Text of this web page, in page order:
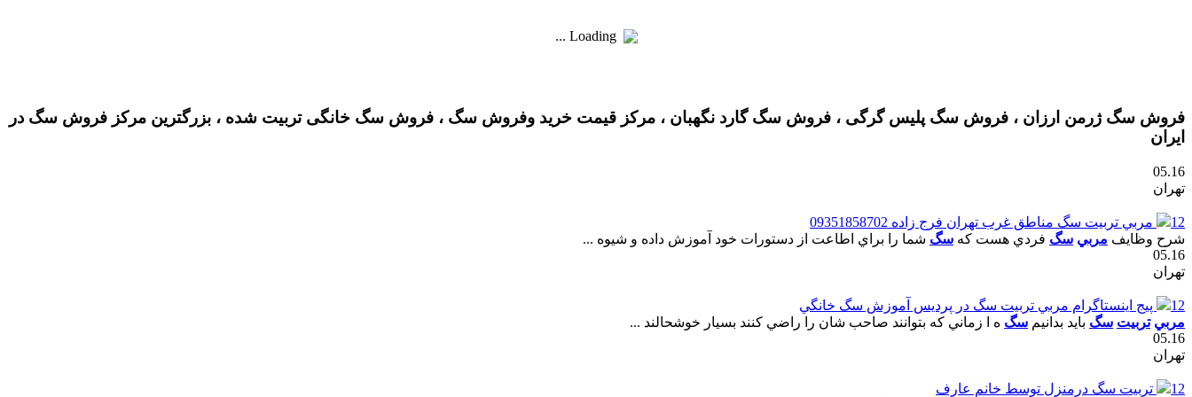
Loading ...
فروش سگ ژرمن ارزان ، فروش سگ پلیس گرگی ، فروش سگ گارد نگهبان ، مرکز قیمت خرید وفروش سگ ، فروش سگ خانگی تربیت شده ، بزرگترین مرکز فروش سگ در
ایران
05.16
تهران
12
مربي تربيت سگ مناطق غرب تهران فرج زاده 09351858702
شرح وظايف مربي سگ فردي هست که سگ شما را براي اطاعت از دستورات خود آموزش داده و شيوه ...
05.16
تهران
12
پيج اينستاگرام مربي تربيت سگ در پرديس آموزش سگ خانگي
مربي تربيت سگ بايد بدانيم سگ ه ا زماني که بتوانند صاحب شان را راضي کنند بسيار خوشحالند ...
05.16
تهران
12 تربيت سگ درمنزل توسط خانم عارف